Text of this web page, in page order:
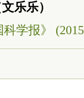
乐乐）
科学报》